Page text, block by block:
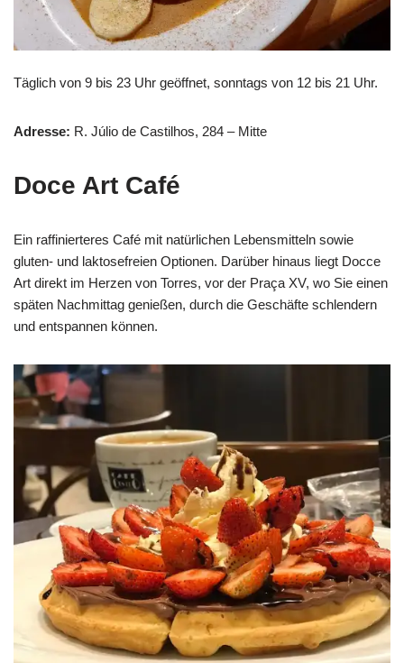
Täglich von 9 bis 23 Uhr geöffnet, sonntags von 12 bis 21 Uhr.
Adresse: R. Júlio de Castilhos, 284 – Mitte
Doce Art Café
Ein raffinierteres Café mit natürlichen Lebensmitteln sowie
gluten- und laktosefreien Optionen. Darüber hinaus liegt Docce
Art direkt im Herzen von Torres, vor der Praça XV, wo Sie einen
späten Nachmittag genießen, durch die Geschäfte schlendern
und entspannen können.